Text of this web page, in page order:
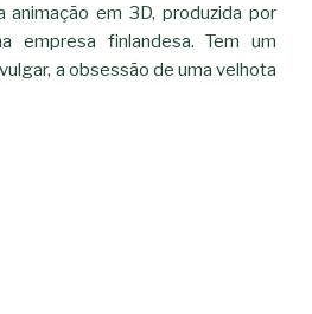
animação em 3D, produzida por
empresa finlandesa. Tem um
a obsessão de uma velhota